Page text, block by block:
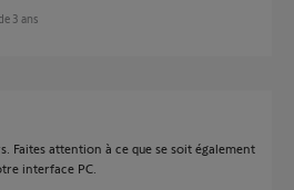
3 ans
Faites attention à ce que se soit également
interface PC.